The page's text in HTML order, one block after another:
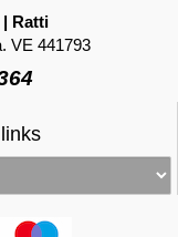
| Ratti
VE 441793